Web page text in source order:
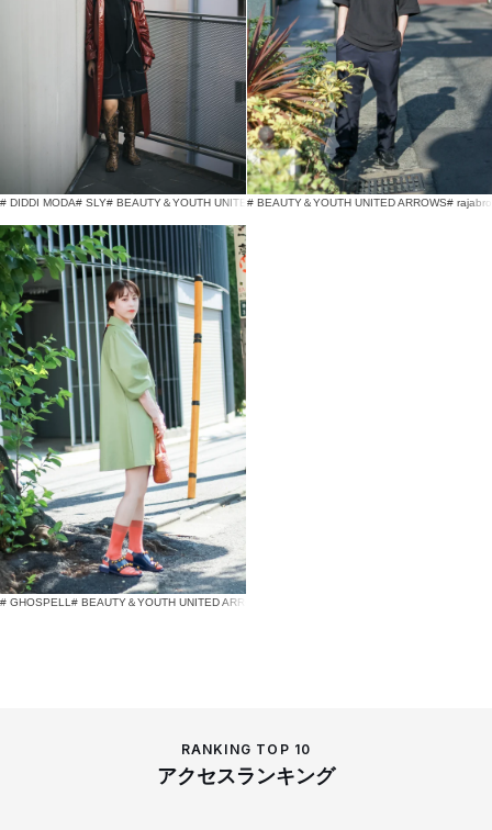
# DIDDI MODA# SLY# BEAUTY＆YOUTH UNITED ARROWS# BEAUTY＆YOUTH UNITED ARROWS#
# GHOSPELL # BEAUTY＆YOUTH UNITED ARROWS
RANKING TOP 10
アクセスランキング